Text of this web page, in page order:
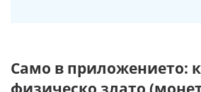
Само в приложението: